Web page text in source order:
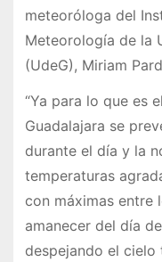
meteoróloga del
Meteorología de la
(UdeG), Miriam
“Ya para lo que es
Guadalajara se
durante el día y la
temperaturas
con máximas entre
amanecer del día
despejando el